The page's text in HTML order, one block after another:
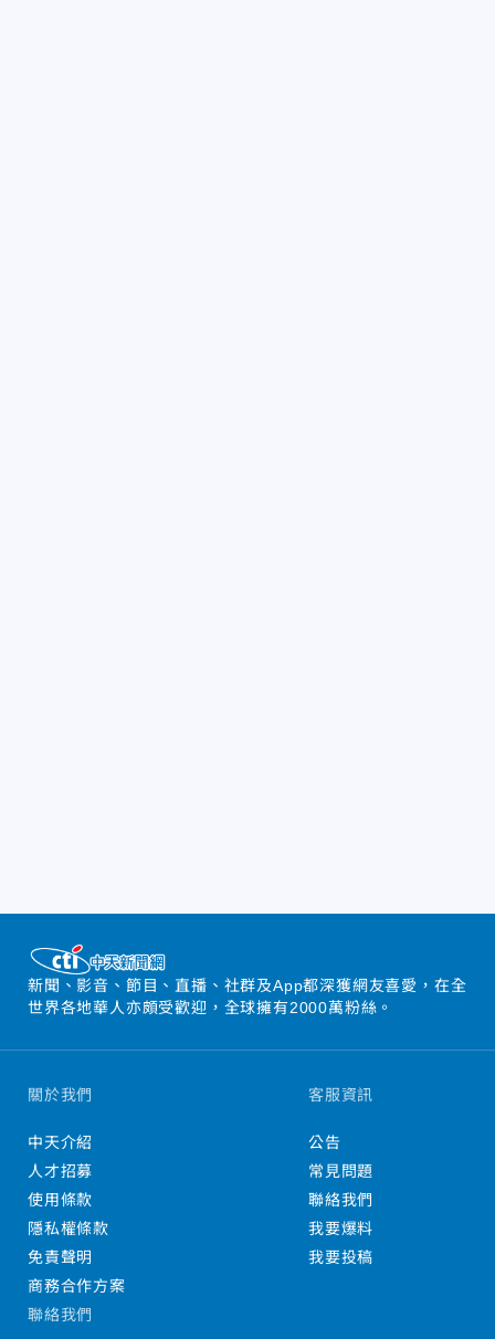
新聞、影音、節目、直播、社群及App都深獲網友喜愛，在全
世界各地華人亦頗受歡迎，全球擁有2000萬粉絲。
關於我們
中天介紹
人才招募
使用條款
隱私權條款
免責聲明
商務合作方案
客服資訊
公告
常見問題
聯絡我們
我要爆料
我要投稿
聯絡我們